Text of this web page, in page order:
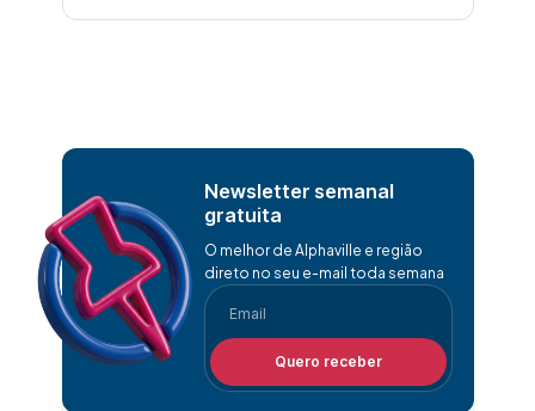
Newsletter semanal
gratuita
O melhor de Alphaville e região
direto no seu e-mail toda semana
Quero receber